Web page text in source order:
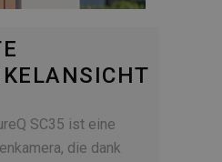
SC35 ist eine
die dank